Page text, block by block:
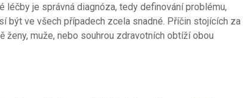
léčby je správná diagnóza, tedy definování problému,
být ve všech případech zcela snadné. Příčin stojících za
ženy, muže, nebo souhrou zdravotních obtíží obou